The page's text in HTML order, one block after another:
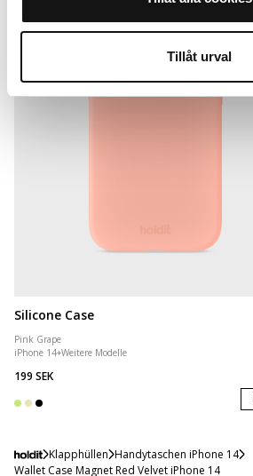
Tillåt urval
Silicone Case
Pink Grape
iPhone 14+Weitere Modelle
199 SEK
Klapphüllen Handytaschen iPhone 14
Wallet Case Magnet Red Velvet iPhone 14